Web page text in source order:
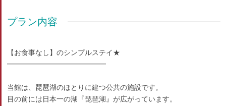
プラン内容
【お食事なし】のシンプルステイ★
━━━━━━━━━━━━━━
当館は、琵琶湖のほとりに建つ公共の施設です。
目の前には日本一の湖『琵琶湖』が広がっています。